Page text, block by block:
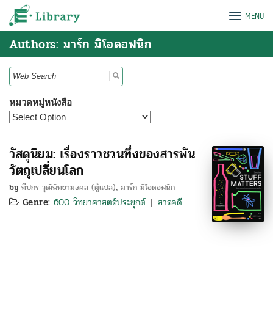
Skip
e-Library MENU
Authors: มาร์ก มิโอดอฟนิก
Search
for:
หมวดหมู่หนังสือ
วัสดุนิยม: เรื่องราวชวนทึ่งของสารพัน
วัตถุเปลี่ยนโลก
by ทีปกร วุฒิพิทยามงคล (ผู้แปล), มาร์ก มิโอดอฟนิก
Genre: 600 วิทยาศาสตร์ประยุกต์ | สารคดี